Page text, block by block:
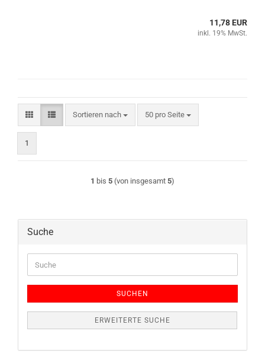
11,78 EUR
inkl. 19% MwSt.
Sortieren nach
Sortieren nach 50 pro Seite
pro Seite
1
1 bis 5 (von insgesamt 5)
Suche
SUCHEN
ERWEITERTE SUCHE